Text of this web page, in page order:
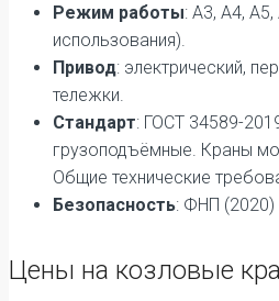
Режим работы: А3, А4, А5,
использования).
Привод: электрический,
тележки.
Стандарт: ГОСТ 34589-
грузоподъёмные. Краны
Общие технические
Безопасность: ФНП (2020)
Цены на козловые